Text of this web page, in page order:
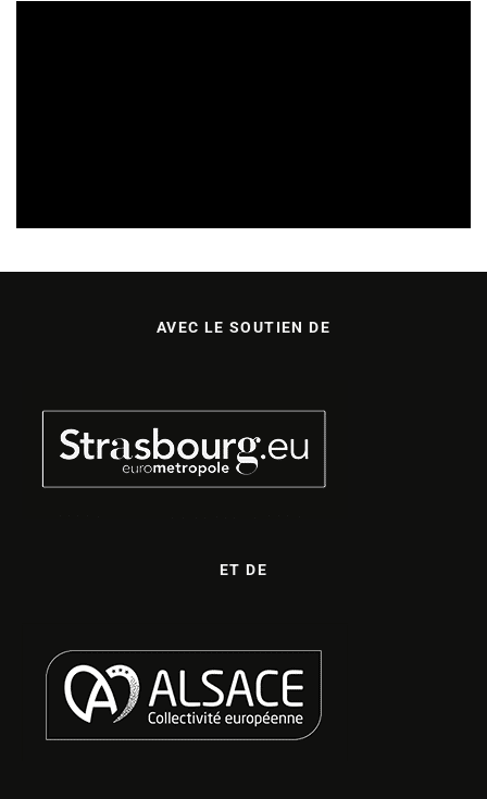
AVEC LE SOUTIEN DE
ET DE